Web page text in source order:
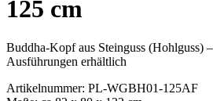
125 cm
Buddha-Kopf aus Steinguss (Hohlguss)
Ausführungen erhältlich
Artikelnummer: PL-WGBH01-125AF